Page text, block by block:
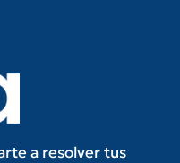
a resolver tus